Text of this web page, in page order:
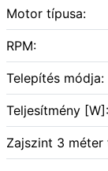
Motor típusa:
RPM:
Telepítés módja:
Teljesítmény [W]:
Zajszint 3